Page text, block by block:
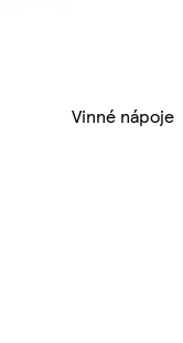
Vinné nápoje